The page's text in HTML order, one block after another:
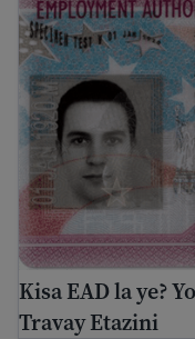
Kisa EAD la ye?
Travay Etazini